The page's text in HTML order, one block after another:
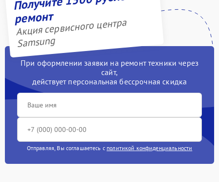
ремонт
Акция сервисного центра
Samsung
При оформлении заявки на ремонт техники через
сайт,
действует персональная бессрочная скидка
Отправляя, Вы соглашаетесь с политикой конфиденциальности